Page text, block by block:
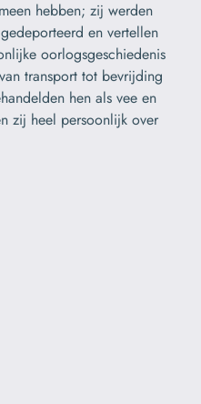
hebben; zij werden
en vertellen
oorlogsgeschiedenis
transport tot bevrijding
hen als vee en
zij heel persoonlijk over